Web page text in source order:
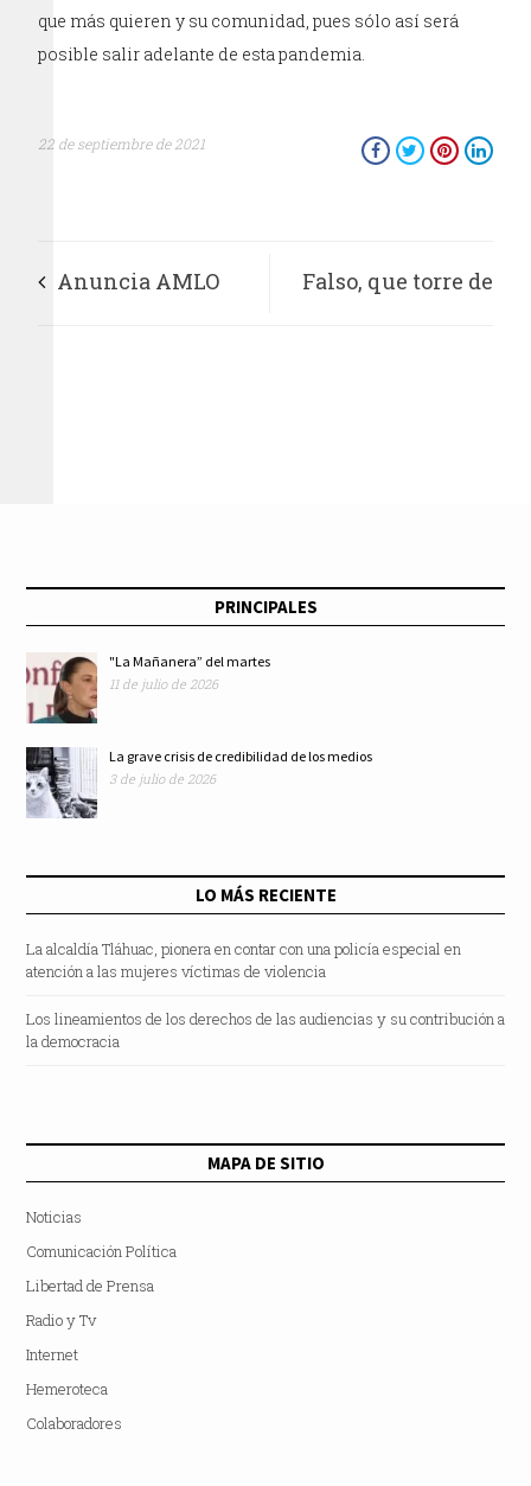
que más quieren y su comunidad, pues sólo así será
posible salir adelante de esta pandemia.
22 de septiembre de 2021
Anuncia AMLO Falso, que torre de
PRINCIPALES
"La Mañanera” del martes
11 de julio de 2026
La grave crisis de credibilidad de los medios
3 de julio de 2026
LO MÁS RECIENTE
La alcaldía Tláhuac, pionera en contar con una policía especial en
atención a las mujeres víctimas de violencia
Los lineamientos de los derechos de las audiencias y su contribución a
la democracia
MAPA DE SITIO
Noticias
Comunicación Política
Libertad de Prensa
Radio y Tv
Internet
Hemeroteca
Colaboradores